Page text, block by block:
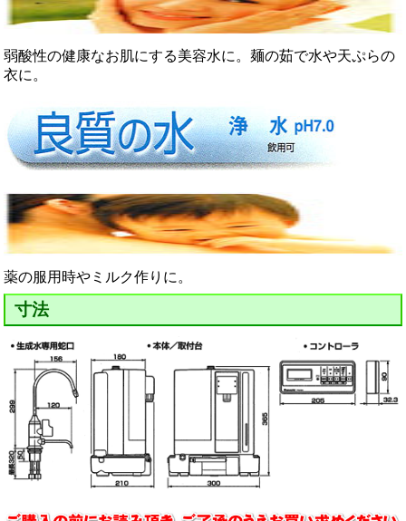
弱酸性の健康なお肌にする美容水に。麺の茹で水や天ぷらの
衣に。
薬の服用時やミルク作りに。
寸法